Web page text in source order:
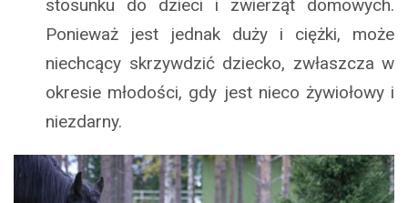
stosunku do dzieci i zwierząt domowych.
Ponieważ jest jednak duży i ciężki, może
niechcący skrzywdzić dziecko, zwłaszcza w
okresie młodości, gdy jest nieco żywiołowy i
niezdarny.